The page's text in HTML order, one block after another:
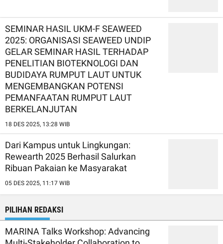
SEMINAR HASIL UKM-F SEAWEED
2025: ORGANISASI SEAWEED UNDIP
GELAR SEMINAR HASIL TERHADAP
PENELITIAN BIOTEKNOLOGI DAN
BUDIDAYA RUMPUT LAUT UNTUK
MENGEMBANGKAN POTENSI
PEMANFAATAN RUMPUT LAUT
BERKELANJUTAN
18 DES 2025, 13:28 WIB
Dari Kampus untuk Lingkungan:
Rewearth 2025 Berhasil Salurkan
Ribuan Pakaian ke Masyarakat
05 DES 2025, 11:17 WIB
PILIHAN REDAKSI
MARINA Talks Workshop: Advancing